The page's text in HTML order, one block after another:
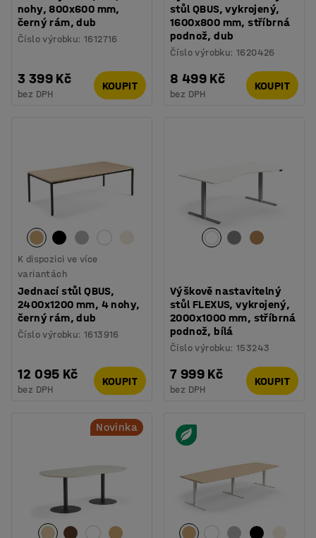
nohy, 800x600 mm,
černý rám, dub
Číslo výrobku:1612716
3 399 Kč
bez DPH
KOUPIT
stůl QBUS, vykrojený,
1600x800 mm, stříbrná
podnož, dub
Číslo výrobku:1620426
8 499 Kč
bez DPH
KOUPIT
K dispozici ve více
variantách
Jednací stůl QBUS,
2400x1200 mm, 4 nohy,
černý rám, dub
Číslo výrobku:1613916
12 095 Kč
bez DPH
KOUPIT
Výškově nastavitelný
stůl FLEXUS, vykrojený,
2000x1000 mm, stříbrná
podnož, bílá
Číslo výrobku:153243
7 999 Kč
bez DPH
KOUPIT
Novinka